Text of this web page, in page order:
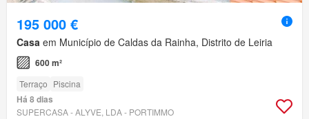
195 000 €
Casa em Município de Caldas da Rainha, Distrito de Leiria
600 m²
Terraço Piscina
Há 8 dias
SUPERCASA - ALYVE, LDA - PORTIMMO